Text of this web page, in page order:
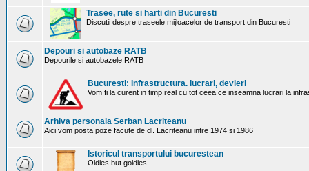
Trasee, rute si harti din Bucuresti
Discutii despre traseele mijloacelor de transport din Bucuresti
Depouri si autobaze RATB
Depourile si autobazele RATB
Bucuresti: Infrastructura. lucrari, devieri
Vom fi la curent in timp real cu tot ceea ce inseamna lucrari la
Arhiva personala Serban Lacriteanu
Aici vom posta poze facute de dl. Lacriteanu intre 1974 si 1986
Istoricul transportului bucurestean
Oldies but goldies